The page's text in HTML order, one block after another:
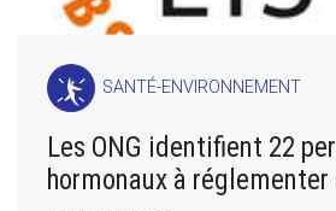
SANTÉ-ENVIRONNEMENT
Les ONG identifient 22
hormonaux à réglementer